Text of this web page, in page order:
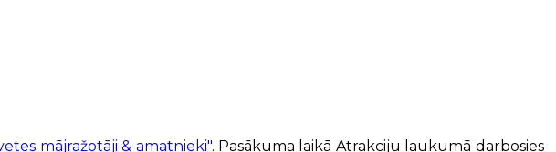
mājražotāji & amatnieki". Pasākuma laikā Atrakciju laukumā darbosies